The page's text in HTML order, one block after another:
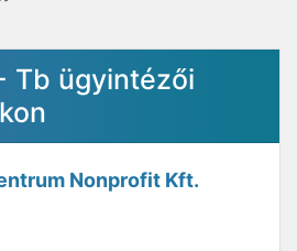
Tb ügyintézői
Nonprofit Kft.